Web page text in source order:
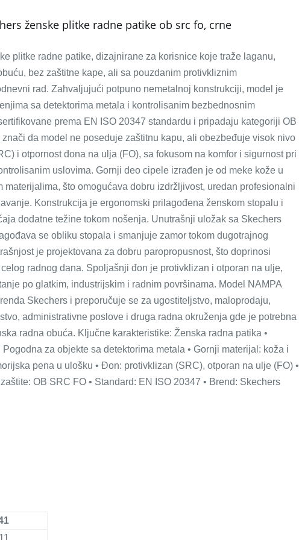
ženske plitke radne patike ob src fo, crne
plitke radne patike, dizajnirane za korisnice koje traže laganu,
bez zaštitne kape, ali sa pouzdanim protivkliznim
rad. Zahvaljujući potpuno nemetalnoj konstrukciji, model je
sa detektorima metala i kontrolisanim bezbednosnim
prema EN ISO 20347 standardu i pripadaju kategoriji OB
da model ne poseduje zaštitnu kapu, ali obezbeđuje visok nivo
i otpornost đona na ulja (FO), sa fokusom na komfor i sigurnost pri
uslovima. Gornji deo cipele izrađen je od meke kože u
materijalima, što omogućava dobru izdržljivost, uredan profesionalni
Konstrukcija je ergonomski prilagođena ženskom stopalu i
dodatne težine tokom nošenja. Unutrašnji uložak sa Skechers
se obliku stopala i smanjuje zamor tokom dugotrajnog
je projektovana za dobru paropropusnost, što doprinosi
radnog dana. Spoljašnji đon je protivklizan i otporan na ulje,
po glatkim, industrijskim i radnim površinama. Model NAMPA
Skechers i preporučuje se za ugostiteljstvo, maloprodaju,
administrativne poslove i druga radna okruženja gde je potrebna
radna obuća. Ključne karakteristike: Ženska radna patika •
za objekte sa detektorima metala • Gornji materijal: koža i
pena u ulošku • Đon: protivklizan (SRC), otporan na ulje (FO) •
OB SRC FO • Standard: EN ISO 20347 • Brend: Skechers
11